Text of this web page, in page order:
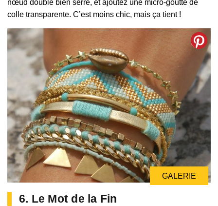
nœud double bien serré, et ajoutez une micro-goutte de
colle transparente. C’est moins chic, mais ça tient !
GALERIE
6. Le Mot de la Fin